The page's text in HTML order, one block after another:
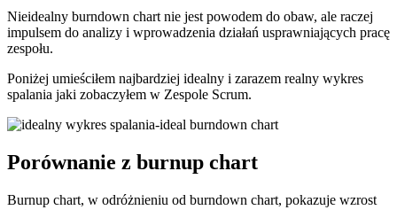
Nieidealny burndown chart nie jest powodem do obaw, ale raczej
impulsem do analizy i wprowadzenia działań usprawniających pracę
zespołu.
Poniżej umieściłem najbardziej idealny i zarazem realny wykres
spalania jaki zobaczyłem w Zespole Scrum.
Porównanie z burnup chart
Burnup chart, w odróżnieniu od burndown chart, pokazuje wzrost